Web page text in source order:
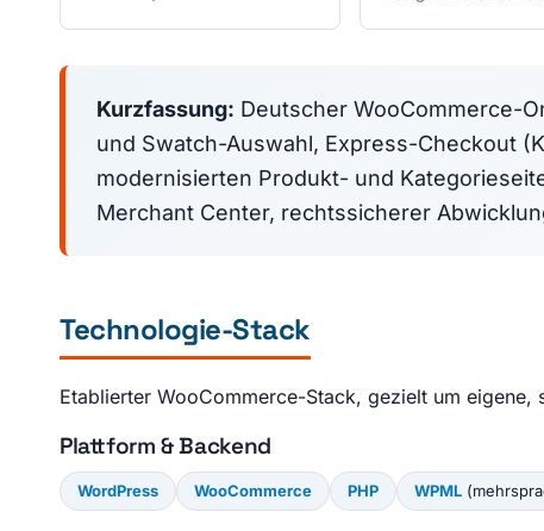
Kurzfassung: Deutscher WooCommerce-
und Swatch-Auswahl, Express-Checkout
modernisierten Produkt- und
Merchant Center, rechtssicherer
Technologie-Stack
Etablierter WooCommerce-Stack, gezielt um
Plattform & Backend
WordPress WooCommerce PHP WPML